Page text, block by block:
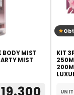
BODY MIST
MIST
19.300
KIT